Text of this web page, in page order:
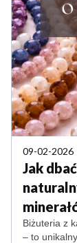
09-02-2026
Jak
Biżuteria z
– to